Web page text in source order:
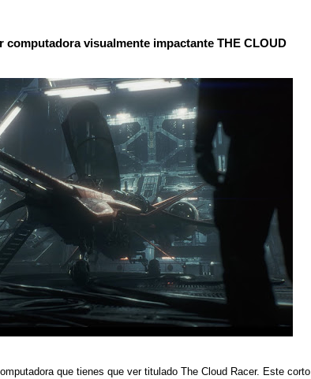
visualmente impactante THE CLOUD
que tienes que ver titulado The Cloud Racer. Este corto